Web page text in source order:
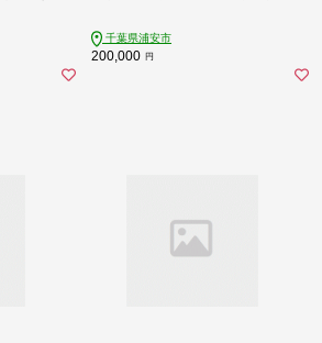
千葉県浦安市
200,000 円